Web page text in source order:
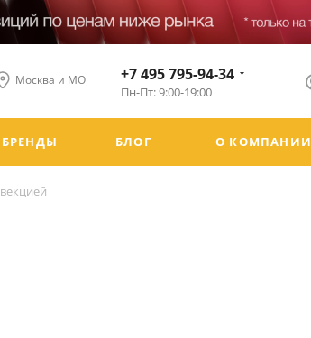
Москва и МО +7 495 795-94-34
Пн-Пт: 9:00-19:00
БРЕНДЫ БЛОГ О КОМПАНИИ